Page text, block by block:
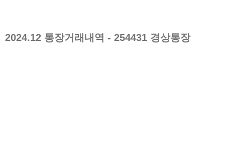
2024.12 통장거래내역 - 254431 경상통장